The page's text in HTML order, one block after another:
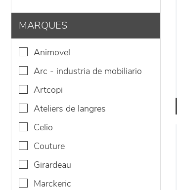
MARQUES
animovel
arc - industria de mobiliario
artcopi
ateliers de langres
celio
couture
girardeau
marckeric